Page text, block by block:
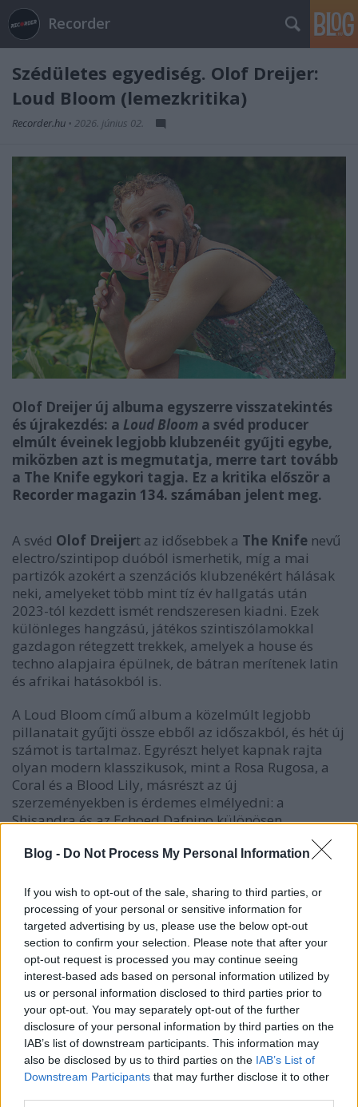
Blog - Do Not Process My Personal Information
If you wish to opt-out of the sale, sharing to third parties, or
processing of your personal or sensitive information for
targeted advertising by us, please use the below opt-out
section to confirm your selection. Please note that after your
opt-out request is processed you may continue seeing
interest-based ads based on personal information utilized by
us or personal information disclosed to third parties prior to
your opt-out. You may separately opt-out of the further
disclosure of your personal information by third parties on the
IAB’s list of downstream participants. This information may
also be disclosed by us to third parties on the IAB’s List of
Downstream Participants that may further disclose it to other
Recorder
Szédületes egyediség. Olof Dreijer:
Loud Bloom (lemezkritika)
Recorder.hu • 2026. június 02.
Olof Dreijer új albuma egyszerre visszatekintés
és újrakezdés: a Loud Bloom a svéd producer
elmúlt éveinek legjobb klubzenéit gyűjti egybe,
miközben azt is megmutatja, merre tart tovább
a The Knife egykori tagja. Ez a kritika először a
Recorder magazin 134. számában jelent meg.
A svéd Olof Dreijert az idősebbek a The Knife nevű
electro/szintipop duóból ismerhetik, míg a mai
partizók azokért a szenzációs klubzenékért hálásak
neki, amelyeket több mint tíz év hallgatás után
2023-tól kezdett ismét rendszeresen kiadni. Ezek
különleges hangzású, játékos szintiszólamokkal
gazdagon rétegzett trekkek, amelyek a house és
techno alapjaira épülnek, de bátran merítenek latin
és afrikai hatásokból is.
A Loud Bloom című album a közelmúlt legjobb
pillanatait gyűjti össze ebből az időszakból, és hét új
számot is tartalmaz. Egyrészt helyet kapnak rajta
olyan modern klasszikusok, mint a Rosa Rugosa, a
Coral és a Blood Lily, másrészt az új
szerzeményekben is érdemes elmélyedni: a
Shisandraés azEchoed Dafninokülönösen
ambient irányába mozdul el, és bár néhol a
kelleténél eggyel jobban belassítják az albumot, jó
hallani, hogy Dreijer egyedi hangzása a tánctéren
kívül is működik.